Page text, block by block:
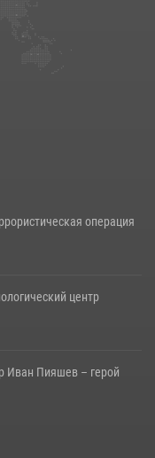
по обобщению
операция
центр
Иван Пияшев – герой